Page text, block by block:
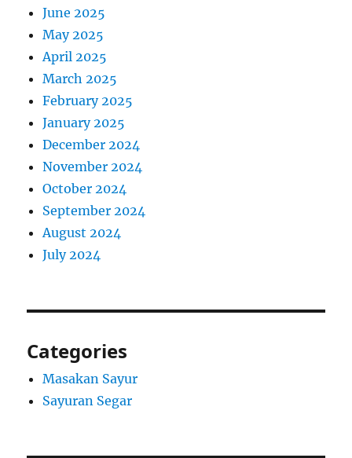
June 2025
May 2025
April 2025
March 2025
February 2025
January 2025
December 2024
November 2024
October 2024
September 2024
August 2024
July 2024
Categories
Masakan Sayur
Sayuran Segar